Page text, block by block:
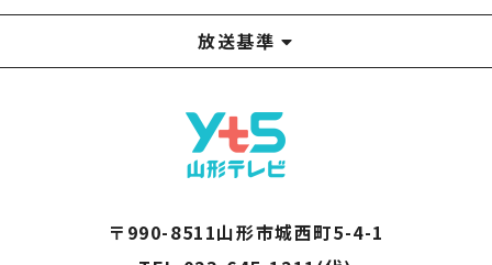
企業情報
役員構成
YTS山形テレビ SDGs 宣言
採用情報
山形テレビ人権方針
山形テレビ国民保護業務計画提出文
個人情報基本方針
情報セキュリティ基本方針
視聴データの取扱いについて
系列局一覧
中継局一覧
放送基準
〒990-8511山形市城西町5-4-1